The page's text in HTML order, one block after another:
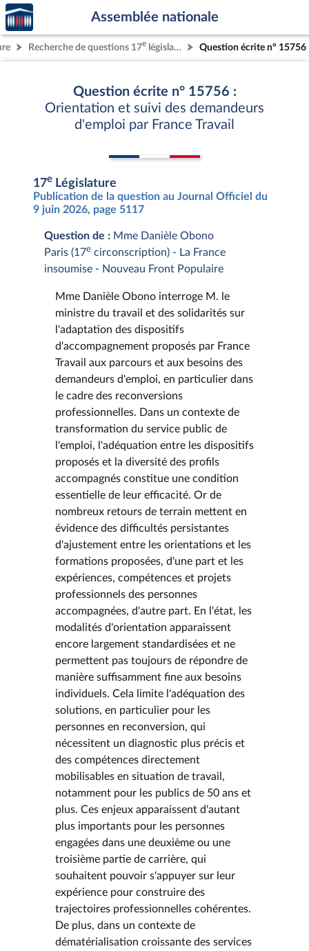
Aller au contenu
Aller en bas de la page
Accèder
à la
page
d'accueil
Assemblée nationale
Recherche de questions 17e législature Question écrite n° 15756
Question écrite n° 15756 :
Orientation et suivi des demandeurs
d'emploi par France Travail
17e Législature
Publication de la question au Journal Officiel du
9 juin 2026, page 5117
Question de : Mme Danièle Obono
Paris (17e circonscription) - La France
insoumise - Nouveau Front Populaire
Mme Danièle Obono interroge M. le
ministre du travail et des solidarités sur
l'adaptation des dispositifs
d'accompagnement proposés par France
Travail aux parcours et aux besoins des
demandeurs d'emploi, en particulier dans
le cadre des reconversions
professionnelles. Dans un contexte de
transformation du service public de
l'emploi, l'adéquation entre les dispositifs
proposés et la diversité des profils
accompagnés constitue une condition
essentielle de leur efficacité. Or de
nombreux retours de terrain mettent en
évidence des difficultés persistantes
d'ajustement entre les orientations et les
formations proposées, d'une part et les
expériences, compétences et projets
professionnels des personnes
accompagnées, d'autre part. En l'état, les
modalités d'orientation apparaissent
encore largement standardisées et ne
permettent pas toujours de répondre de
manière suffisamment fine aux besoins
individuels. Cela limite l'adéquation des
solutions, en particulier pour les
personnes en reconversion, qui
nécessitent un diagnostic plus précis et
des compétences directement
mobilisables en situation de travail,
notamment pour les publics de 50 ans et
plus. Ces enjeux apparaissent d'autant
plus importants pour les personnes
engagées dans une deuxième ou une
troisième partie de carrière, qui
souhaitent pouvoir s'appuyer sur leur
expérience pour construire des
trajectoires professionnelles cohérentes.
De plus, dans un contexte de
dématérialisation croissante des services